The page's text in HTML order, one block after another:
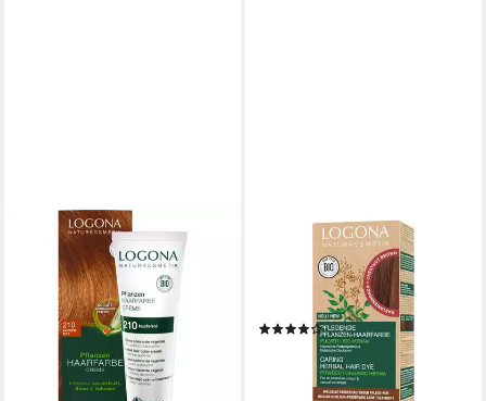
Haarfarbe Pflegende
Pflanzen-Haarfarbe Pulver -
Kastanienbraun 100g
(1)
(129,90 €/ 1 kg)
lieferbar - in 3-4 Werktagen bei dir